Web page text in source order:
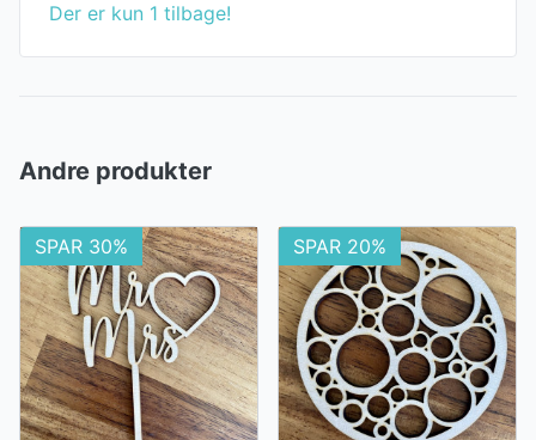
Der er kun 1 tilbage!
Andre produkter
SPAR 30% SPAR 20%